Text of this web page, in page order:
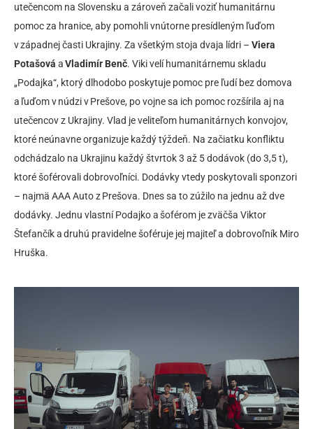
utečencom na Slovensku a zároveň začali voziť humanitárnu
pomoc za hranice, aby pomohli vnútorne presídleným ľuďom
v západnej časti Ukrajiny. Za všetkým stoja dvaja lídri – Viera
Potašová aVladimír Benč. Viki velí humanitárnemu skladu
„Podajka“, ktorý dlhodobo poskytuje pomoc pre ľudí bez domova
a ľuďom v núdzi v Prešove, po vojne sa ich pomoc rozšírila aj na
utečencov z Ukrajiny. Vlad je veliteľom humanitárnych konvojov,
ktoré neúnavne organizuje každý týždeň. Na začiatku konfliktu
odchádzalo na Ukrajinu každý štvrtok 3 až 5 dodávok (do 3,5 t),
ktoré šoférovali dobrovoľníci. Dodávky vtedy poskytovali sponzori
– najmä AAA Auto z Prešova. Dnes sa to zúžilo na jednu až dve
dodávky. Jednu vlastní Podajko a šoférom je zväčša Viktor
Štefančík a druhú pravidelne šoféruje jej majiteľ a dobrovoľník Miro
Hruška.